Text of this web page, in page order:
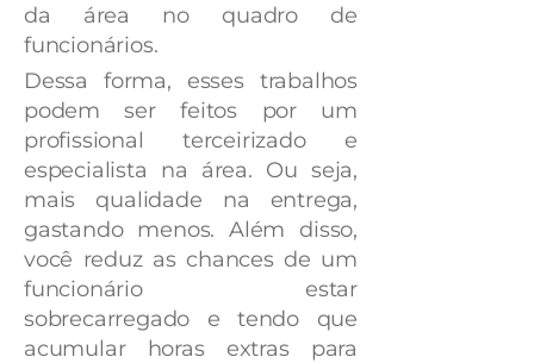
da área no quadro de
funcionários.
Dessa forma, esses trabalhos
podem ser feitos por um
profissional terceirizado e
especialista na área. Ou seja,
mais qualidade na entrega,
gastando menos. Além disso,
você reduz as chances de um
funcionário estar
sobrecarregado e tendo que
acumular horas extras para